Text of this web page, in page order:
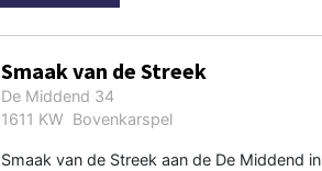
Smaak van de Streek
De Middend 34
1611 KW Bovenkarspel
Smaak van de Streek aan de De Middend in